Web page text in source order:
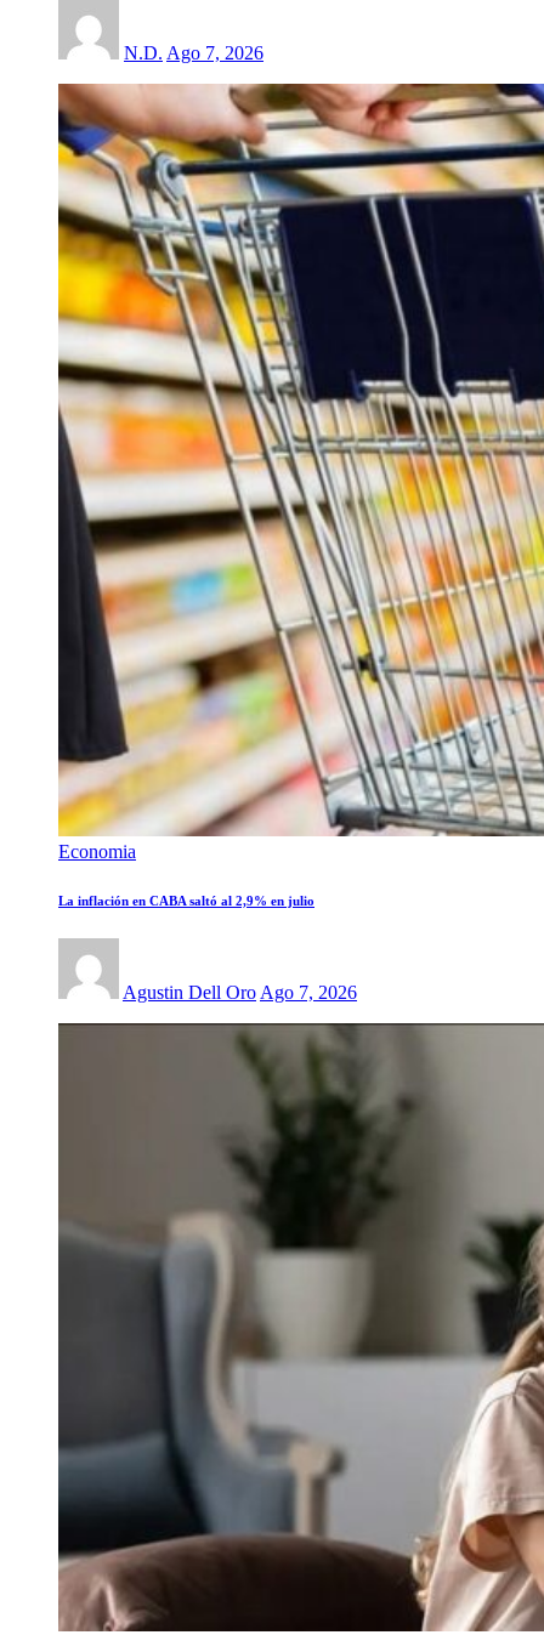
N.D. Ago 7, 2026
Economia
La inflación en CABA saltó al 2,9% en julio
Agustin Dell Oro Ago 7, 2026